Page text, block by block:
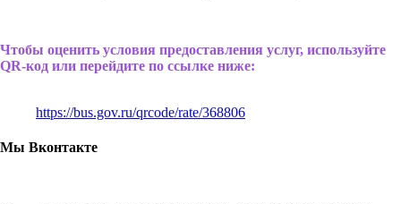
Чтобы оценить условия предоставления услуг, используйте
QR-код или перейдите по ссылке ниже:
https://bus.gov.ru/qrcode/rate/368806
Мы Вконтакте